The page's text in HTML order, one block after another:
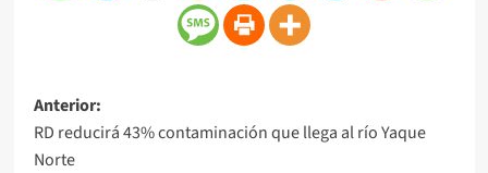
Anterior:
RD reducirá 43% contaminación que llega al río Yaque
Norte